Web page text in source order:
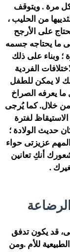
مرة . ويتوقف
من الحليب ،
على الأرجح
ما يحتاجه جسمه
؛ وبناء على ذلك
الفردية
لا يمكن للطفل
ما يعرفه الصراخ
من خلال. كما يُرجى
لفترة
حديث الولادة ؛
عزيزتى حواء
أنكِ تعانين
.
قد يكون تدفق
للأم .ومن